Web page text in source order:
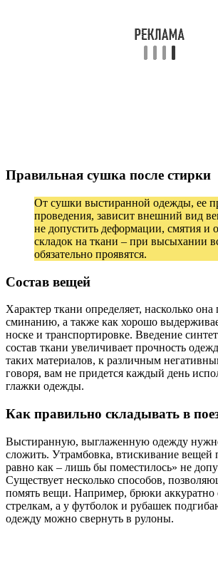
Правильная сушка после стирки
От сушки выстиранной одежды, ее
проведения, зависит внешний вид
не допустить деформации, смятия и
складок на ткани – при высыхании
обязательно проявятся.
Состав вещей
Характер ткани определяет, насколько
сминанию, а также как хорошо
носке и транспортировке. Введение
состав ткани увеличивает прочность
таких материалов, к различным
говоря, вам не придется каждый день
глажки одежды.
Как правильно складывать в
Выстиранную, выглаженную одежду
сложить. Утрамбовка, втискивание вещей
равно как – лишь бы поместилось» не
Существует несколько способов,
помять вещи. Например, брюки аккуратно
стрелкам, а у футболок и рубашек
одежду можно свернуть в рулоны.